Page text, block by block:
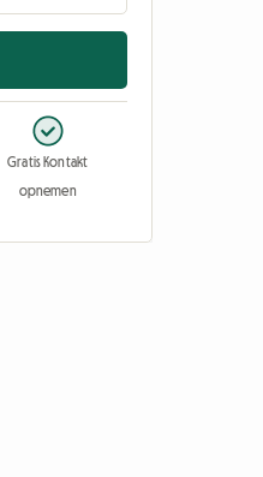
Gratis Kontakt
opnemen